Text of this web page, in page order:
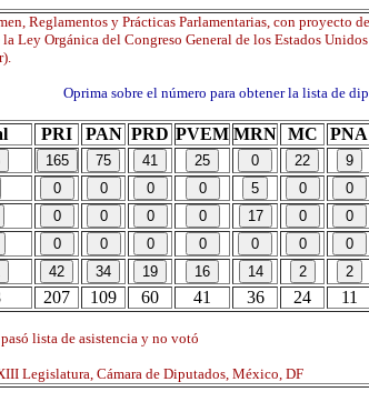
Reglamentos y Prácticas Parlamentarias, con proyecto
Ley Orgánica del Congreso General de los Estados
sobre el número para obtener la lista de
PRI PAN PRD PVEM MRN MC PNA
207 109 60 41 36 24 11
lista de asistencia y no votó
Legislatura, Cámara de Diputados, México, DF